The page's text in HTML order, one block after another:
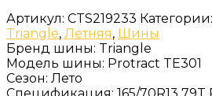
Артикул: CTS219233 Категории:
Triangle, Летняя, Шины
Бренд шины: Triangle
Модель шины: Protract TE301
Сезон: Лето